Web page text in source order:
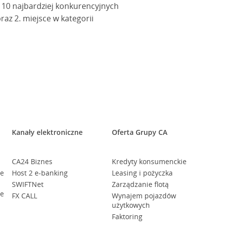
najbardziej konkurencyjnych
2. miejsce w kategorii
Kanały elektroniczne
CA24 Biznes
Host 2 e-banking
SWIFTNet
FX CALL
Oferta Grupy CA
Kredyty konsumenckie
Leasing i pożyczka
Zarządzanie flotą
Wynajem pojazdów
użytkowych
Faktoring